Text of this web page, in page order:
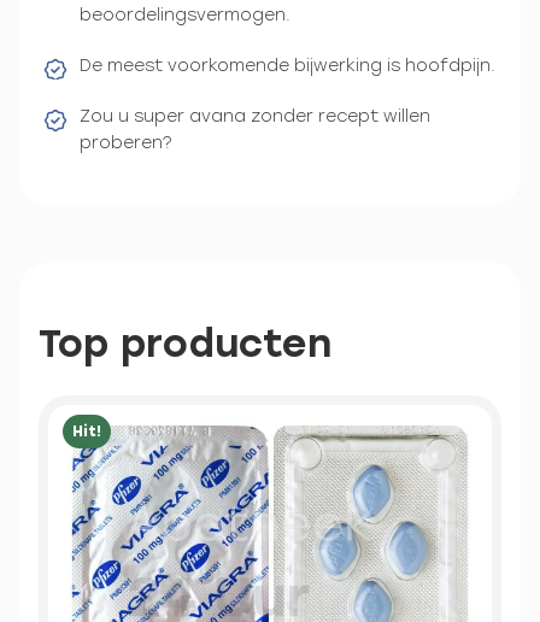
beoordelingsvermogen.
De meest voorkomende bijwerking is hoofdpijn.
Zou u super avana zonder recept willen
proberen?
Top producten
Hit!